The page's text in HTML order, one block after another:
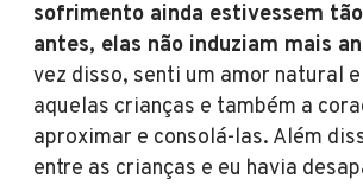
sofrimento ainda estivessem
antes, elas não induziam mais
vez disso, senti um amor natural
aquelas crianças e também a
aproximar e consolá-las. Além
entre as crianças e eu havia